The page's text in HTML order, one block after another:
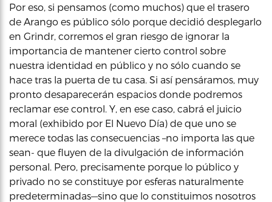
Por eso, si pensamos (como muchos) que el trasero
de Arango es público sólo porque decidió desplegarlo
en Grindr, corremos el gran riesgo de ignorar la
importancia de mantener cierto control sobre
nuestra identidad en público y no sólo cuando se
hace tras la puerta de tu casa. Si así pensáramos, muy
pronto desaparecerán espacios donde podremos
reclamar ese control. Y, en ese caso, cabrá el juicio
moral (exhibido por El Nuevo Día) de que uno se
merece todas las consecuencias –no importa las que
sean- que fluyen de la divulgación de información
personal. Pero, precisamente porque lo público y
privado no se constituye por esferas naturalmente
predeterminadas—sino que lo constituimos nosotros